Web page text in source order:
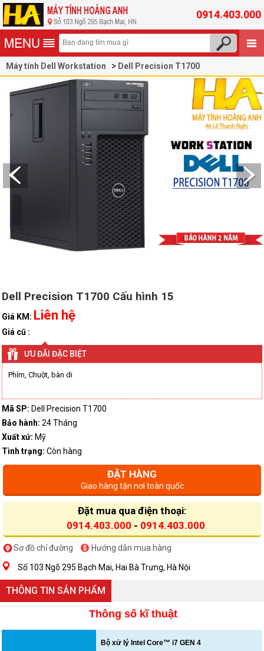
0914.403.000
Máy tính Dell Workstation Dell Precision T1700
Dell Precision T1700 Cấu hình 15
Giá KM: Liên hệ
Giá cũ :
ƯU ĐÃI ĐẶC BIỆT
Phím, Chuột, bàn di
Mã SP: Dell Precision T1700
Bảo hành: 24 Tháng
Xuất xứ: Mỹ
Tình trạng: Còn hàng
ĐẶT HÀNG
Giao hàng tận nơi toàn quốc
Đặt mua qua điện thoại:
0914.403.000 - 0914.403.000
Sơ đồ chỉ đường Hướng dẫn mua hàng
Số 103 Ngõ 295 Bạch Mai, Hai Bà Trưng, Hà Nội
THÔNG TIN SẢN PHẨM
Thông số kĩ thuật
Bộ xử lý Intel Core™ i7 GEN 4